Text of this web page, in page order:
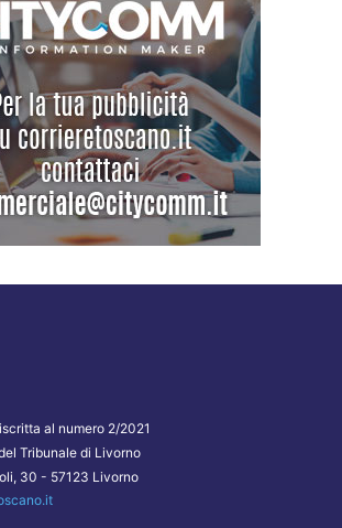
al numero 2/2021
Tribunale di Livorno
30 - 57123 Livorno